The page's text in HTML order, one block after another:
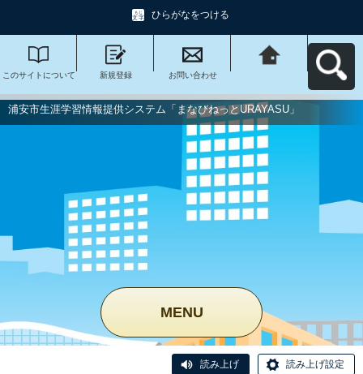
ひらがなをつける
このサイトについて 新規登録 お問い合わせ
びねっと
URAYASU」へ戻る
浦安市生涯学習情報提供システム「まなびねっとURAYASU」
MENU
読み上げ 読み上げ設定